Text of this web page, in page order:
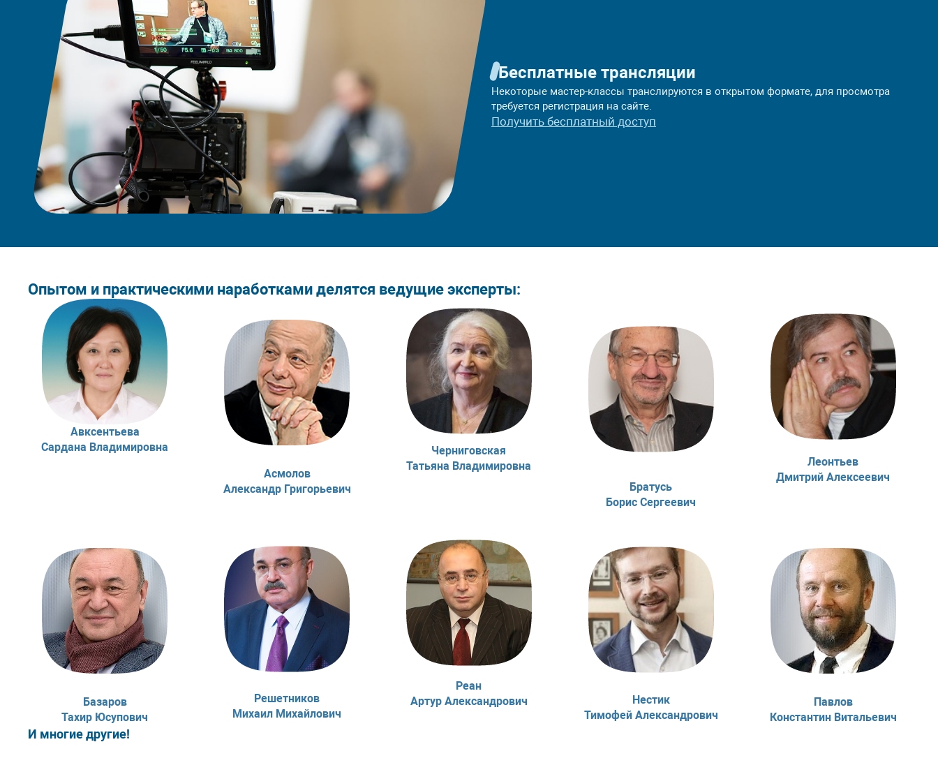
Бесплатные трансляции
Некоторые мастер-классы транслируются в открытом формате, для просмотра
требуется регистрация на сайте.
Получить бесплатный доступ
Опытом и практическими наработками делятся ведущие эксперты:
Авксентьева
Сардана Владимировна
Асмолов
Александр Григорьевич
Черниговская
Татьяна Владимировна
Братусь
Борис Сергеевич
Леонтьев
Дмитрий Алексеевич
Базаров
Тахир Юсупович
Решетников
Михаил Михайлович
Реан
Артур Александрович
Нестик
Тимофей Александрович
Павлов
Константин Витальевич
И многие другие!